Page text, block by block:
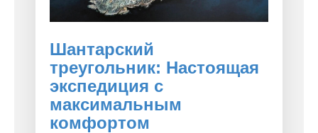
Шантарский
треугольник: Настоящая
экспедиция с
максимальным
комфортом